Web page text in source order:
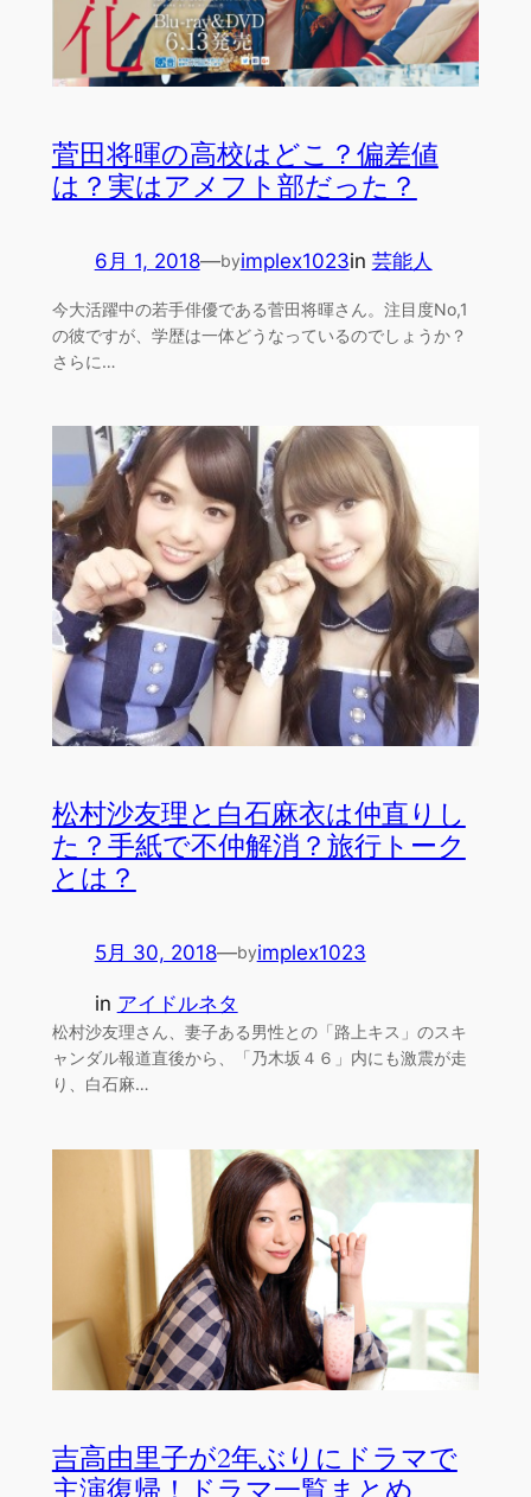
菅田将暉の高校はどこ？偏差値
は？実はアメフト部だった？
6月 1, 2018—byimplex1023in 芸能人
今大活躍中の若手俳優である菅田将暉さん。注目度No,1
の彼ですが、学歴は一体どうなっているのでしょうか？
さらに…
松村沙友理と白石麻衣は仲直りし
た？手紙で不仲解消？旅行トーク
とは？
5月 30, 2018—byimplex1023
in アイドルネタ
松村沙友理さん、妻子ある男性との「路上キス」のスキ
ャンダル報道直後から、「乃木坂４６」内にも激震が走
り、白石麻…
吉高由里子が2年ぶりにドラマで